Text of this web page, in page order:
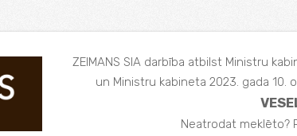
ZEIMANS SIA darbība atbilst Ministru
un Ministru kabineta 2023. gada 10.
Neatrodat meklēto?